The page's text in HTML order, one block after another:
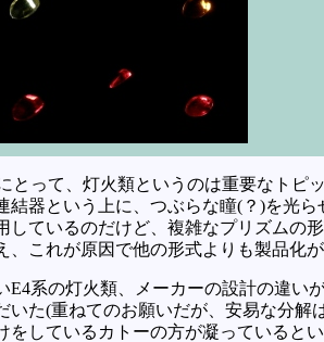
とって、灯火類というのは重要なトピ
結器という上に、つぶらな瞳(？)を光
しているのだけど、複雑なプリズムの
、これが原因で他の形式よりも製品化
E4系の灯火類、メーカーの設計の違い
いた(重ねてのお願いだが、安易な分
をしているカトーの方が凝っていると